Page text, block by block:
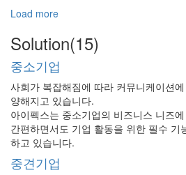
Load more
Solution(15)
중소기업
사회가 복잡해짐에 따라 커뮤니케이션
양해지고 있습니다.
아이펙스는 중소기업의 비즈니스 니즈
간편하면서도 기업 활동을 위한 필수 기
하고 있습니다.
중견기업